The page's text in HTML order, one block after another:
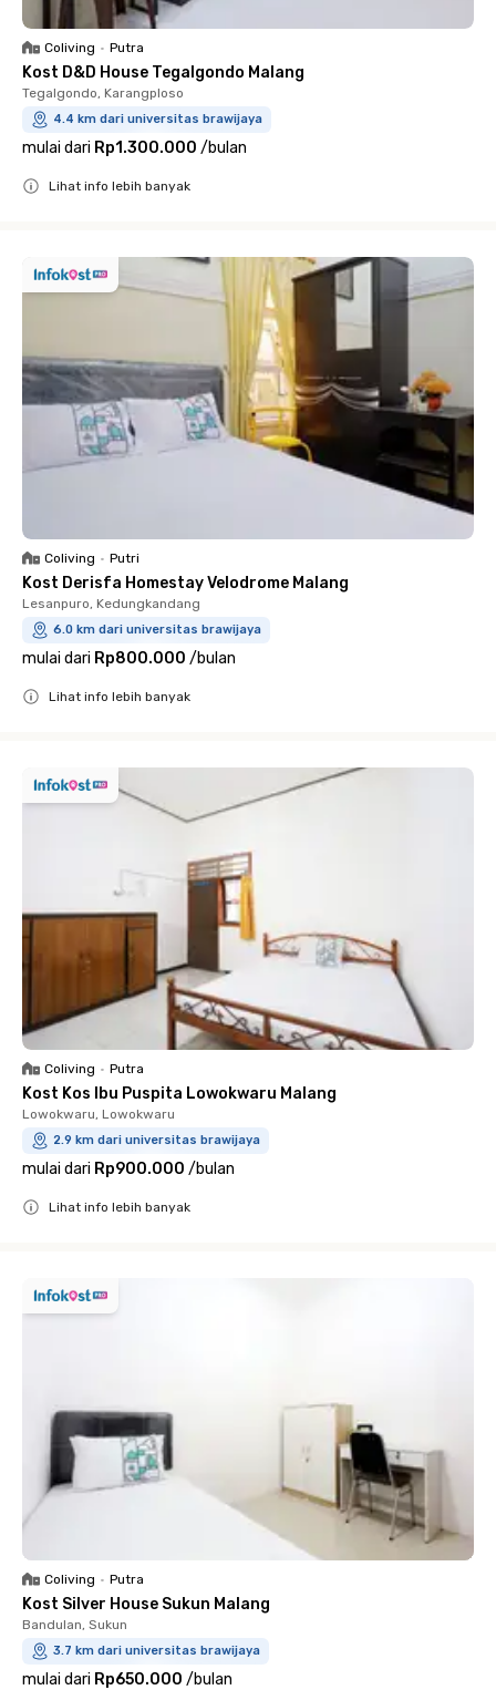
Coliving • Putra
Kost D&D House Tegalgondo Malang
Tegalgondo, Karangploso
4.4 km dari universitas brawijaya
mulai dari Rp1.300.000 /bulan
Lihat info lebih banyak
Coliving • Putri
Kost Derisfa Homestay Velodrome Malang
Lesanpuro, Kedungkandang
6.0 km dari universitas brawijaya
mulai dari Rp800.000 /bulan
Lihat info lebih banyak
Coliving • Putra
Kost Kos Ibu Puspita Lowokwaru Malang
Lowokwaru, Lowokwaru
2.9 km dari universitas brawijaya
mulai dari Rp900.000 /bulan
Lihat info lebih banyak
Coliving • Putra
Kost Silver House Sukun Malang
Bandulan, Sukun
3.7 km dari universitas brawijaya
mulai dari Rp650.000 /bulan